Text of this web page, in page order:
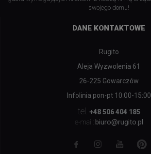
swojego domu!
DANE KONTAKTOWE
Rugito
Aleja Wyzwolenia 61
26-225 Gowarczów
Infolinia pon-pt 10:00-15:00
tel.
+48 506 404 185
e-mail: biuro@rugito.pl